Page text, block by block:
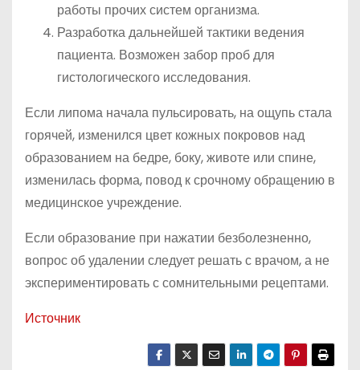
работы прочих систем организма.
Разработка дальнейшей тактики ведения
пациента. Возможен забор проб для
гистологического исследования.
Если липома начала пульсировать, на ощупь стала
горячей, изменился цвет кожных покровов над
образованием на бедре, боку, животе или спине,
изменилась форма, повод к срочному обращению в
медицинское учреждение.
Если образование при нажатии безболезненно,
вопрос об удалении следует решать с врачом, а не
экспериментировать с сомнительными рецептами.
Источник